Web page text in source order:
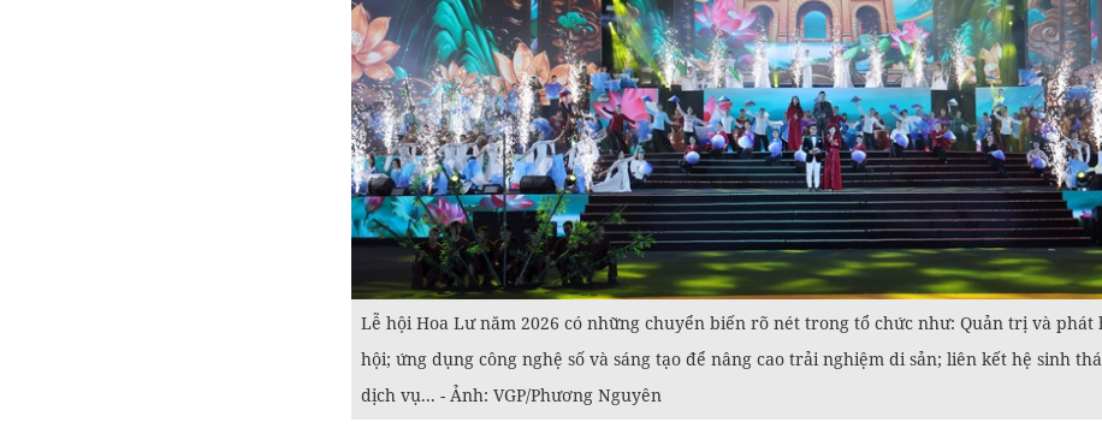
Lễ hội Hoa Lư năm 2026 có những chuyển biến rõ nét trong tổ chức như: Quản trị và phát
hội; ứng dụng công nghệ số và sáng tạo để nâng cao trải nghiệm di sản; liên kết hệ sinh
dịch vụ... - Ảnh: VGP/Phương Nguyên